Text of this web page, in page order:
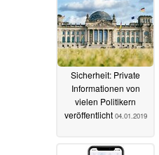
Sicherheit: Private
Informationen von
vielen Politikern
veröffentlicht 04.01.2019